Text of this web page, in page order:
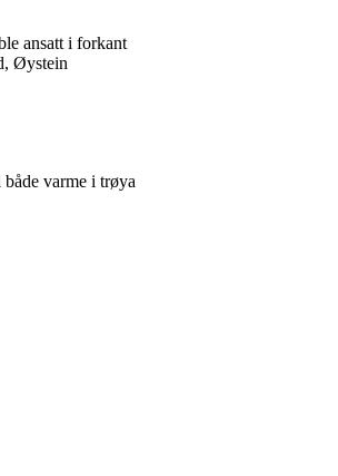
ansatt i forkant
Øystein
varme i trøya